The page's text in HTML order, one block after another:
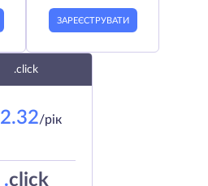
ЗАРЕЄСТРУВАТИ
.click
2.32/рік
.click